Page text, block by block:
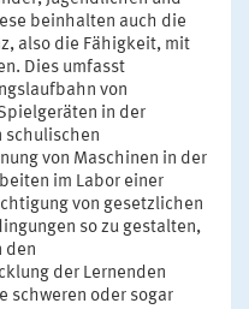
beinhalten auch die
also die Fähigkeit, mit
Dies umfasst
von
in der
schulischen
von Maschinen in der
im Labor einer
von gesetzlichen
so zu gestalten,
den
der Lernenden
schweren oder sogar